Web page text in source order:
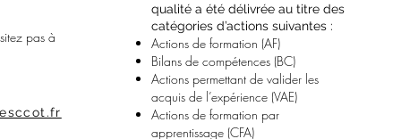
pas à
qualité a été délivrée au titre des
catégories d’actions suivantes :
Actions de formation (AF)
Bilans de compétences (BC)
Actions permettant de valider les
acquis de l’expérience (VAE)
Actions de formation par
apprentissage (CFA)